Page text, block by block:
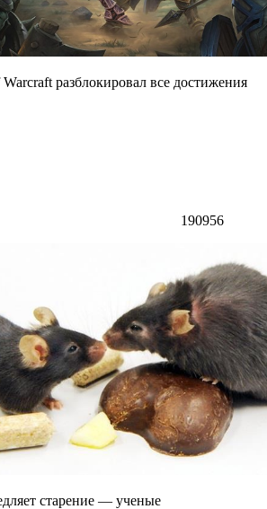
разблокировал все достижения
190956
старение — ученые